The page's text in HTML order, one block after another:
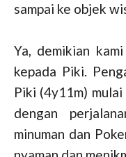
sampai ke objek
Ya, demikian
kepada Piki.
Piki (4y11m)
dengan
minuman dan